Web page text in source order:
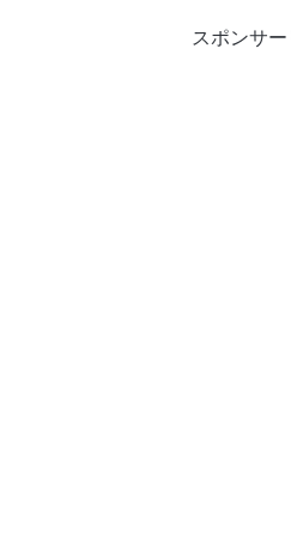
スポンサー